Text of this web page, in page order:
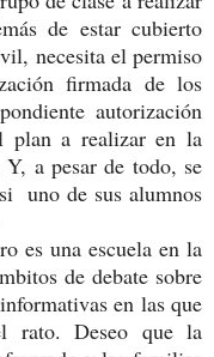
de estar cubierto
necesita el permiso
firmada de los
autorización
plan a realizar en la
a pesar de todo, se
uno de sus alumnos
escuela en la
de debate sobre
en las que
rato. Deseo que la